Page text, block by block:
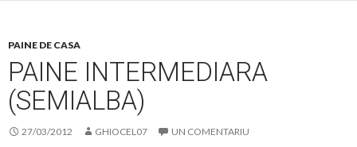
PAINE DE CASA
PAINE INTERMEDIARA
(SEMIALBA)
27/03/2012 GHIOCEL07 UN COMENTARIU